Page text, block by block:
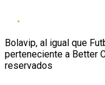
Bolavip, al igual que
perteneciente a Better
reservados